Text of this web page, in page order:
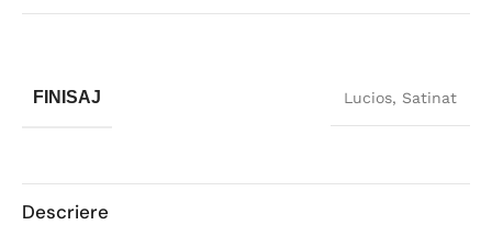
FINISAJ Lucios, Satinat
Descriere